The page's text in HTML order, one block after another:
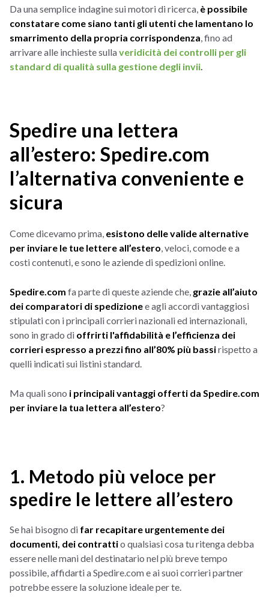
Da una semplice indagine sui motori di ricerca, è possibile
constatare come siano tanti gli utenti che lamentano lo
smarrimento della propria corrispondenza, fino ad
arrivare alle inchieste sullaveridicità dei controlli per gli
standard di qualità sulla gestione degli invii.
Spedire una lettera
all’estero: Spedire.com
l’alternativa conveniente e
sicura
Come dicevamo prima, esistono delle valide alternative
per inviare le tue lettere all’estero, veloci, comode e a
costi contenuti, e sono le aziende di spedizioni online.
Spedire.com fa parte di queste aziende che, grazie all’aiuto
dei comparatori di spedizionee agli accordi vantaggiosi
stipulati con i principali corrieri nazionali ed internazionali,
sono in grado di offrirti l'affidabilità e l’efficienza dei
corrieri espresso a prezzi fino all’80% più bassirispetto a
quelli indicati sui listini standard.
Ma quali sono i principali vantaggi offerti da Spedire.com
per inviare la tua lettera all’estero?
1. Metodo più veloce per
spedire le lettere all’estero
Se hai bisogno di far recapitare urgentemente dei
documenti, dei contrattio qualsiasi cosa tu ritenga debba
essere nelle mani del destinatario nel più breve tempo
possibile, affidarti a Spedire.com e ai suoi corrieri partner
potrebbe essere la soluzione ideale per te.